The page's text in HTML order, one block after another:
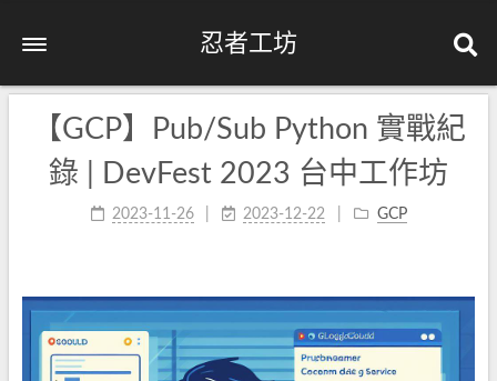
忍者工坊
【GCP】Pub/Sub Python 實戰紀
錄 | DevFest 2023 台中工作坊
2023-11-26 2023-12-22 GCP